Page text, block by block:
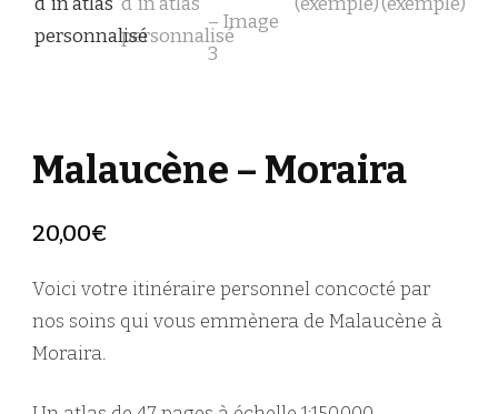
Malaucène – Moraira
20,00€
Voici votre itinéraire personnel concocté par
nos soins qui vous emmènera de Malaucène à
Moraira.